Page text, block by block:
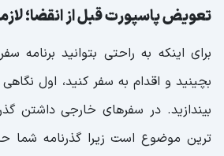
تعویض پاسپورت قبل از انقضا؛
برای اینکه به راحتی بتوانید برنامه
بچینید و اقدام به سفر کنید، اول نگاهی
بیندازید. در سفرهای خارجی داشتن
ترین موضوع است زیرا گذرنامه شما